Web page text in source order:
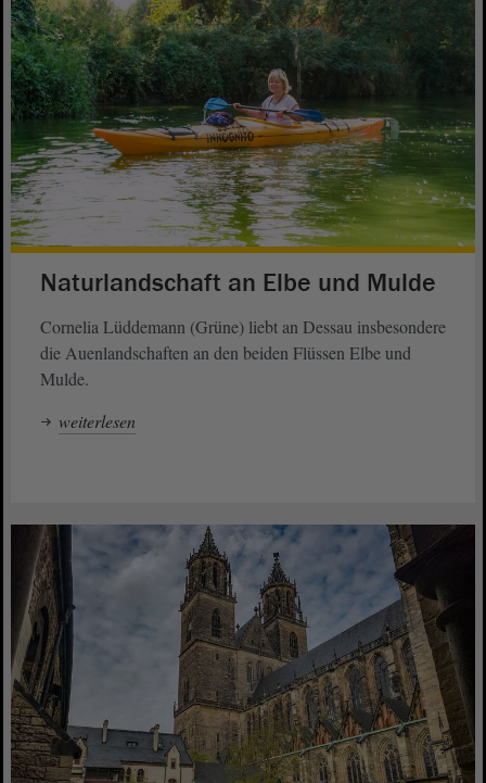
Naturlandschaft an Elbe und Mulde
Cornelia Lüddemann (Grüne) liebt an Dessau insbesondere
die Auenlandschaften an den beiden Flüssen Elbe und
Mulde.
weiterlesen